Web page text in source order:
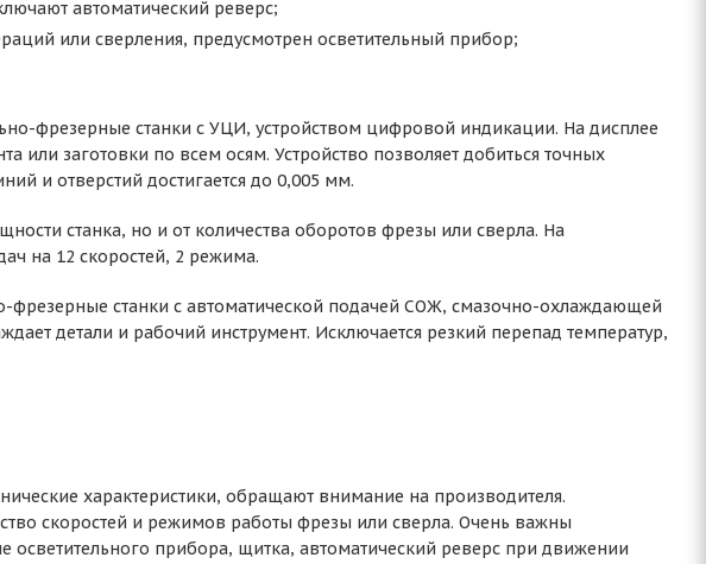
автоматический реверс;
или сверления, предусмотрен осветительный прибор;
фрезерные станки с УЦИ, устройством цифровой индикации. На дисплее
заготовки по всем осям. Устройство позволяет добиться точных
и отверстий достигается до 0,005 мм.
станка, но и от количества оборотов фрезы или сверла. На
на 12 скоростей, 2 режима.
станки с автоматической подачей СОЖ, смазочно-охлаждающей
детали и рабочий инструмент. Исключается резкий перепад температур,
характеристики, обращают внимание на производителя.
скоростей и режимов работы фрезы или сверла. Очень важны
прибора, щитка, автоматический реверс при движении